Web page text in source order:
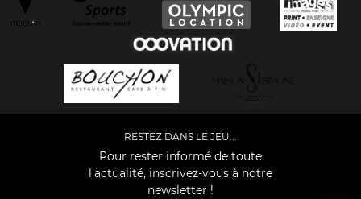
RESTEZ DANS LE JEU...
Pour rester informé de toute
l'actualité, inscrivez-vous à notre
newsletter !